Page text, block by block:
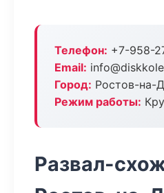
Телефон: +7-958-
Email:
Город: Ростов-на-
Режим работы:
Развал-